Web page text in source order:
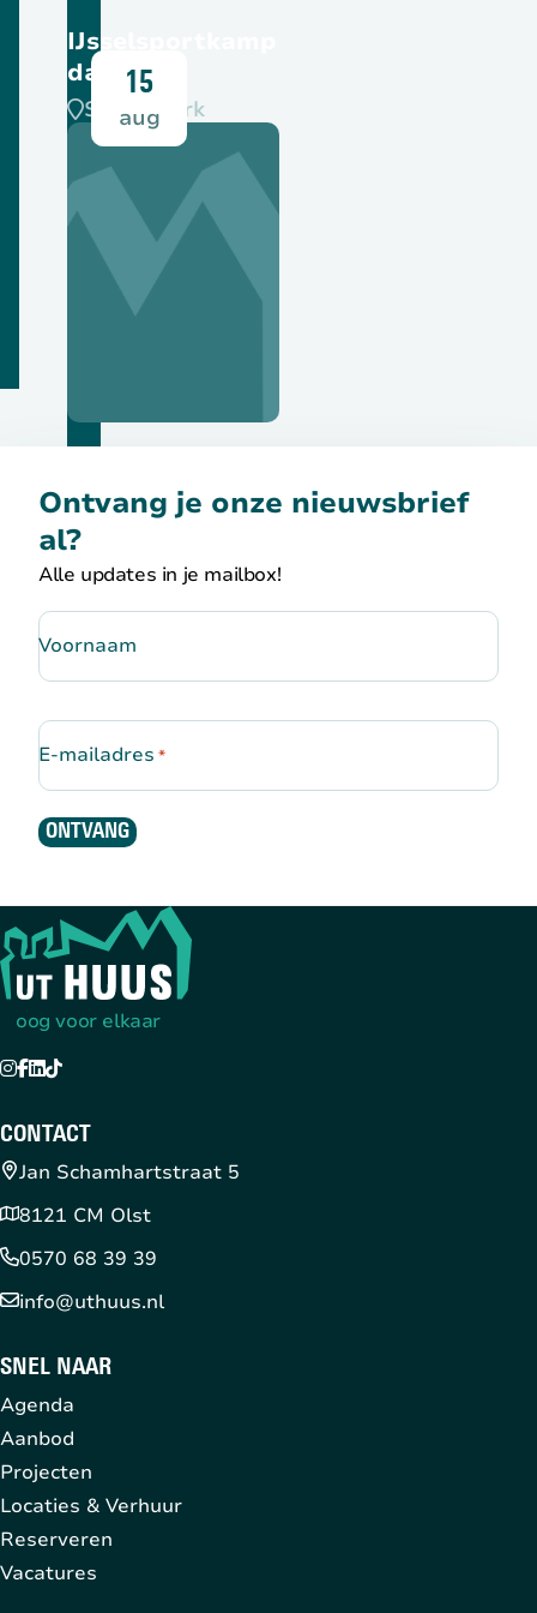
IJsselsportkamp
dag 2
SPOC-park
15
aug
Bekijk deze activiteit
Ontvang je onze nieuwsbrief
al?
Alle updates in je mailbox!
Voornaam
E-mailadres *
ONTVANG
Terug naar de startpagina
oog voor elkaar
Instagram
Facebook
LinkedIn
TikTok
YouTube
CONTACT
Jan Schamhartstraat 5
8121 CM Olst
0570 68 39 39
info@uthuus.nl
SNEL NAAR
Agenda
Aanbod
Projecten
Locaties & Verhuur
Reserveren
Vacatures